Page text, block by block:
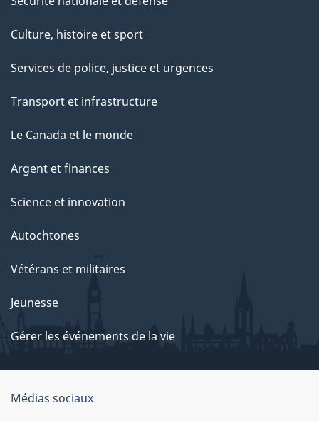
Culture, histoire et sport
Services de police, justice et urgences
Transport et infrastructure
Le Canada et le monde
Argent et finances
Science et innovation
Autochtones
Vétérans et militaires
Jeunesse
Gérer les événements de la vie
Organisation
Médias sociaux